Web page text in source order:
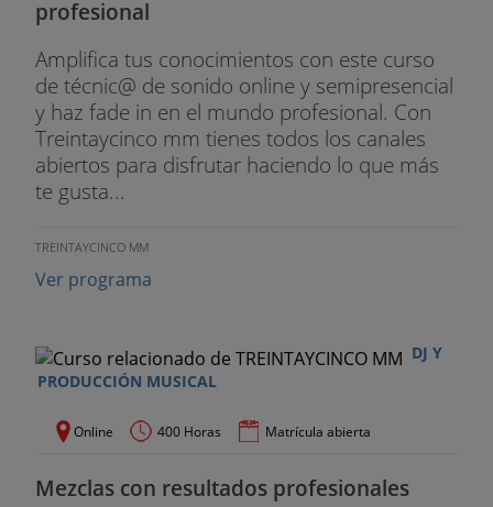
- Cuantización
- Procesado MIDI
- Funciones avanzadas de edición MIDI
- Modos de grabación
- Auto Cuantización
- Grabar controladores CC
- Grabación en carriles (multi-take)
- VST Instruments
- El Mezclador. Configuración
- Routing
- Secciones del mezclador. Presets de pista
profesional
Amplifica tus conocimientos con este curso
de técnic@ de sonido online y semipresencial
y haz fade in en el mundo profesional. Con
Treintaycinco mm tienes todos los canales
abiertos para disfrutar haciendo lo que más
te gusta...
TREINTAYCINCO MM
Ver programa
DJ Y
PRODUCCIÓN MUSICAL
Online 400 Horas Matrícula abierta
Mezclas con resultados profesionales